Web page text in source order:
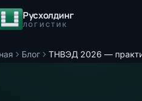
Русхолдинг
ЛОГИСТИК
Блог ТНВЭД 2026 —